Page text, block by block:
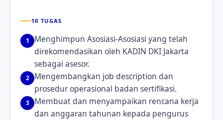
10 TUGAS
1
Menghimpun Asosiasi-Asosiasi yang telah
direkomendasikan oleh KADIN DKI Jakarta
sebagai asesor.
2
Mengembangkan job description dan
prosedur operasional badan sertifikasi.
3
Membuat dan menyampaikan rencana kerja
dan anggaran tahunan kepada pengurus